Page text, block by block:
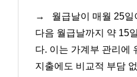
→
월급날이 매월 25
다음 월급날까지 약 15
다. 이는 가계부 관리에
지출에도 비교적 부담